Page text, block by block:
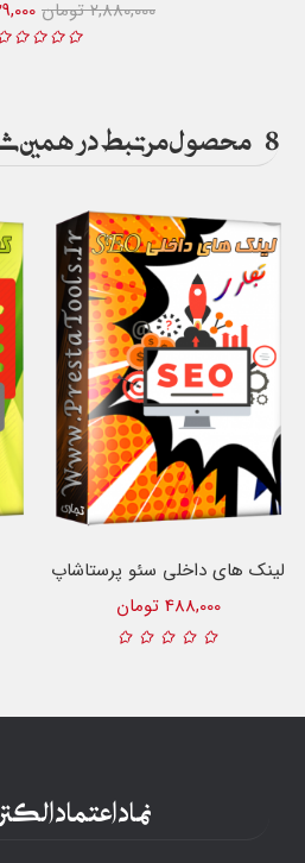
2,880,000 تومان
8 محصول مرتبط در همین
لینک های داخلی سئو پرستاشاپ
488,000 تومان
نماد اعتماد